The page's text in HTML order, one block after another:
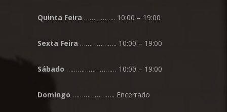
Quinta Feira …………….. 10:00 – 19:00
Sexta Feira ……………….. 10:00 – 19:00
Sábado ……………………… 10:00 – 19:00
Domingo ………………….. Encerrado